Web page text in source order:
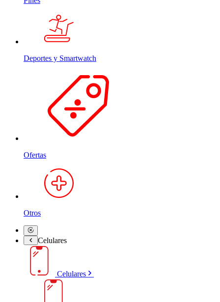
Deportes y Smartwatch
Ofertas
Otros
Celulares
Celulares